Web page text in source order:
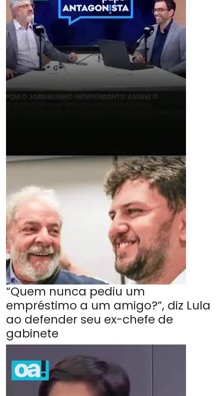
“Quem nunca pediu um
empréstimo a um amigo?”, diz Lula
ao defender seu ex-chefe de
gabinete